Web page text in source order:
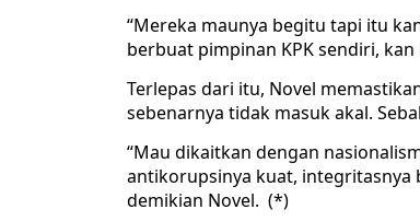
“Mereka maunya begitu tapi itu
berbuat pimpinan KPK sendiri, kan
Terlepas dari itu, Novel
sebenarnya tidak masuk akal.
“Mau dikaitkan dengan
antikorupsinya kuat, integritasnya
demikian Novel. (*)